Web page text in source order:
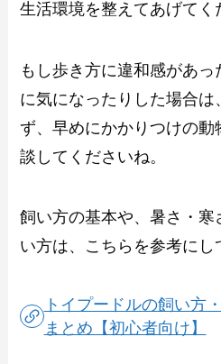
生活環境を整えてあげてく
もし歩き方に違和感があ
に気になったりした場合
ず、早めにかかりつけの
談してくださいね。
飼い方の基本や、暑さ・寒
い方は、こちらを参考にし
トイプードルの飼い方
まとめ【初心者向け】